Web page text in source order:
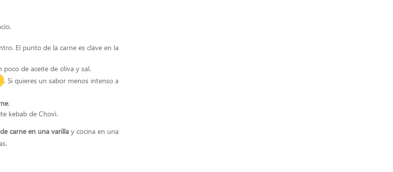
El punto de la carne es clave en la
de aceite de oliva y sal.
. Si quieres un sabor menos intenso a
.
kebab de Choví.
carne en una varilla y cocina en una